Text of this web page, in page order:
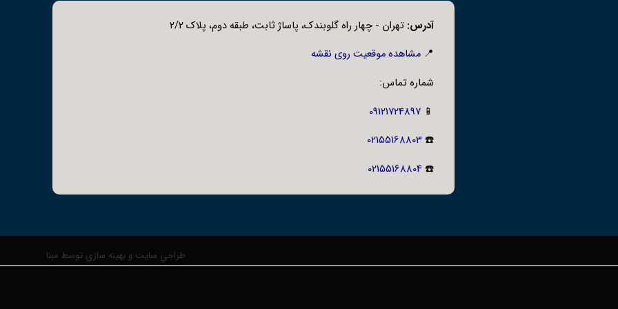
آدرس: تهران - چهار راه گلوبندک، پاساژ ثابت، طبقه دوم، پلاک 2/2
📍 مشاهده موقعیت روی نقشه
شماره تماس:
📱
09121724897
☎️
02155168803
☎️
02155168804
طراحي سايت و بهينه سازي توسط مبنا